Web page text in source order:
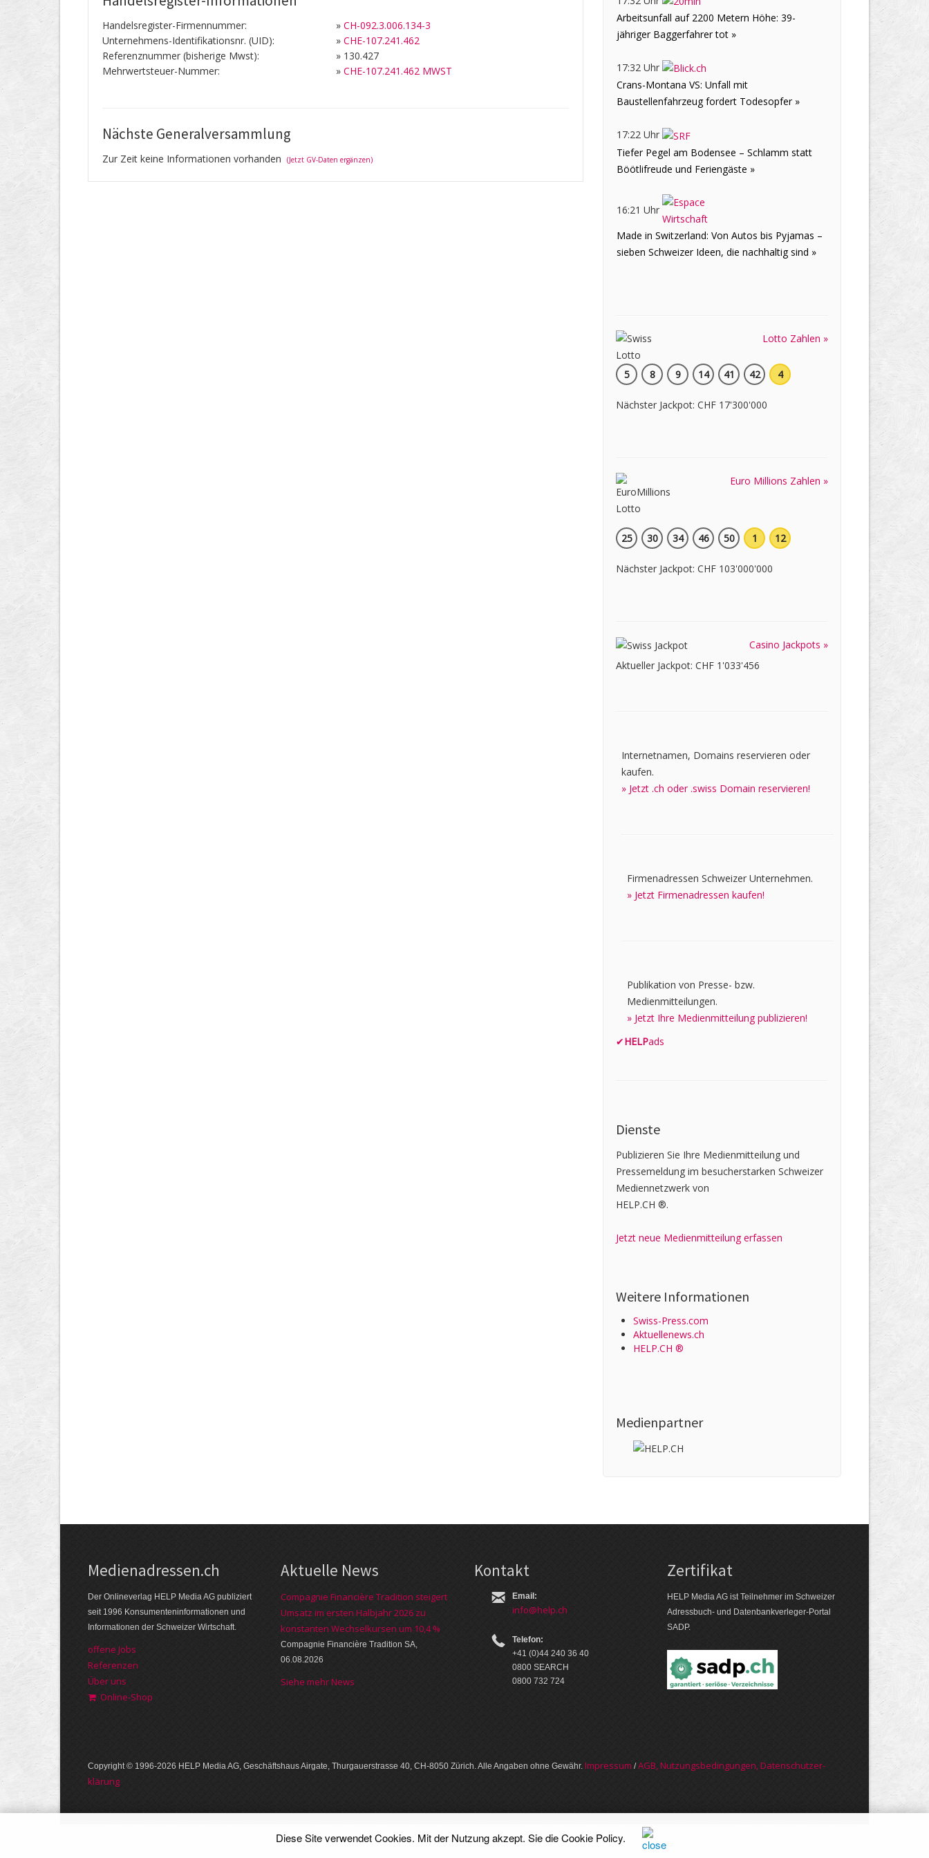
Handelsregister-Firmennummer: » CH-092.3.006.134-3
Unternehmens-Identifikationsnr. (UID):
» CHE-107.241.462
Referenznummer (bisherige Mwst):
» 130.427
Mehrwertsteuer-Nummer:
» CHE-107.241.462 MWST
Nächste Generalversammlung
Zur Zeit keine Informationen vorhanden (Jetzt GV-Daten ergänzen)
Arbeitsunfall auf 2200 Metern Höhe: 39-
jähriger Baggerfahrer tot »
17:32 Uhr
Crans-Montana VS: Unfall mit
Baustellenfahrzeug fordert Todesopfer »
17:22 Uhr
Tiefer Pegel am Bodensee – Schlamm statt
Böötlifreude und Feriengäste »
16:21 Uhr
Made in Switzerland: Von Autos bis Pyjamas –
sieben Schweizer Ideen, die nachhaltig sind »
Lotto Zahlen »
5 8 9 14 41 42 4
Nächster Jackpot: CHF 17'300'000
Euro Millions Zahlen »
25 30 34 46 50 1 12
Nächster Jackpot: CHF 103'000'000
Casino Jackpots »
Aktueller Jackpot: CHF 1'033'456
Internetnamen, Domains reservieren oder
kaufen.
» Jetzt .ch oder .swiss Domain reservieren!
Firmenadressen Schweizer Unternehmen.
» Jetzt Firmenadressen kaufen!
Publikation von Presse- bzw.
Medienmitteilungen.
» Jetzt Ihre Medienmitteilung publizieren!
✔HELPads
Dienste
Publizieren Sie Ihre Medienmitteilung und
Pressemeldung im besucherstarken Schweizer
Mediennetzwerk von
HELP.CH ®.
Jetzt neue Medienmitteilung erfassen
Weitere Informationen
Swiss-Press.com
Aktuellenews.ch
HELP.CH ®
Medienpartner
Medienadressen.ch
Der Onlineverlag HELP Media AG publiziert
seit 1996 Konsumenteninformationen und
Informationen der Schweizer Wirtschaft.
offene Jobs
Referenzen
Über uns
Online-Shop
Aktuelle News
Compagnie Financière Tradition steigert
Umsatz im ersten Halbjahr 2026 zu
konstanten Wechselkursen um 10,4 %
Compagnie Financière Tradition SA,
06.08.2026
Siehe mehr News
Kontakt
Email:
info@help.ch
Telefon:
+41 (0)44 240 36 40
0800 SEARCH
0800 732 724
Zertifikat
HELP Media AG ist Teilnehmer im Schweizer
Adressbuch- und Datenbankverleger-Portal
SADP.
Copyright © 1996-2026 HELP Media AG, Geschäftshaus Airgate, Thurgauer­strasse 40, CH-8050 Zürich. Alle Angaben ohne Gewähr. Im­pres­sum /AGB, Nut­zungs­bedin­gungen, Daten­schutz­er­
klärung
Diese Site verwendet Cookies. Mit der Nutzung akzept. Sie dieCookie Policy.